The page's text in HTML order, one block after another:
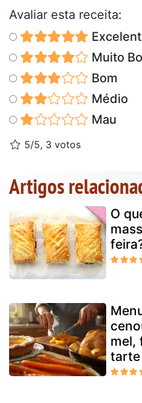
Avaliar esta receita:
Muito
Bom
Médio
Mau
5/5, 3 votos
Artigos
O
mel,
tarte